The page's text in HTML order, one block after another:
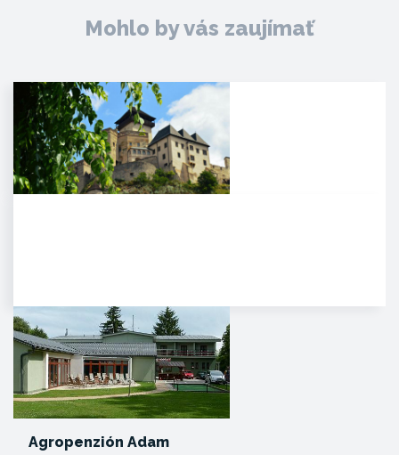
Mohlo by vás zaujímať
Agropenzión Adam